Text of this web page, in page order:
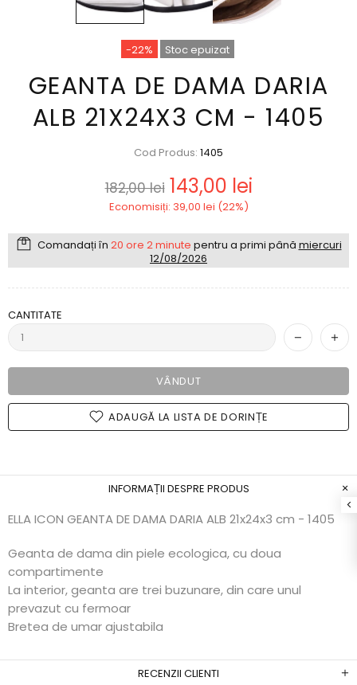
-22% Stoc epuizat
GEANTA DE DAMA DARIA
ALB 21X24X3 CM - 1405
Cod Produs: 1405
182,00 lei 143,00 lei
Economisiți: 39,00 lei (22%)
Comandați în 20 ore 2 minute pentru a primi până miercuri
12/08/2026
CANTITATE
VÂNDUT
ADAUGĂ LA LISTA DE DORINȚE
INFORMAȚII DESPRE PRODUS
ELLA ICON GEANTA DE DAMA DARIA ALB 21x24x3 cm - 1405
Geanta de dama din piele ecologica, cu doua
compartimente
La interior, geanta are trei buzunare, din care unul
prevazut cu fermoar
Bretea de umar ajustabila
RECENZII CLIENTI